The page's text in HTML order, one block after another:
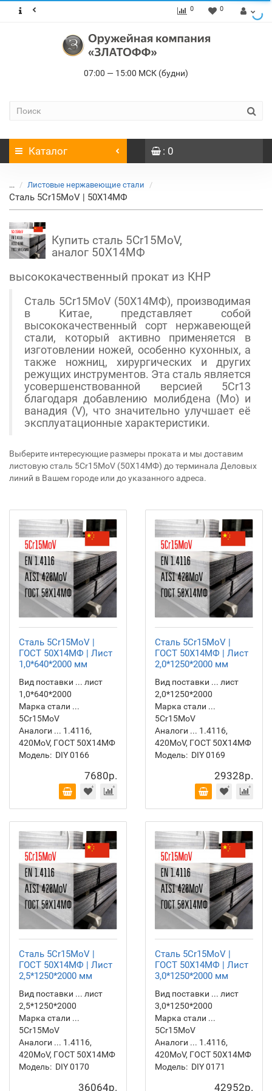
0 0
07:00 — 15:00 МСК (будни)
Каталог : 0
... Листовые нержавеющие стали
Сталь 5Cr15MoV | 50Х14МФ
Купить сталь 5Cr15MoV,
аналог 50Х14МФ
высококачественный прокат из КНР
Сталь 5Cr15MoV (50Х14МФ), производимая
в Китае, представляет собой
высококачественный сорт нержавеющей
стали, который активно применяется в
изготовлении ножей, особенно кухонных, а
также ножниц, хирургических и других
режущих инструментов. Эта сталь является
усовершенствованной версией 5Cr13
благодаря добавлению молибдена (Mo) и
ванадия (V), что значительно улучшает её
эксплуатационные характеристики.
Выберите интересующие размеры проката и мы доставим
листовую сталь 5Cr15MoV (50Х14МФ) до терминала Деловых
линий в Вашем городе или до указанного адреса.
Сталь 5Cr15MoV |
ГОСТ 50Х14МФ | Лист
1,0*640*2000 мм
Вид поставки ... лист
1,0*640*2000
Марка стали ...
5Cr15MoV
Аналоги ... 1.4116,
420MoV, ГОСТ 50Х14МФ
Модель: DIY 0166
7680р.
Сталь 5Cr15MoV |
ГОСТ 50Х14МФ | Лист
2,0*1250*2000 мм
Вид поставки ... лист
2,0*1250*2000
Марка стали ...
5Cr15MoV
Аналоги ... 1.4116,
420MoV, ГОСТ 50Х14МФ
Модель: DIY 0169
29328р.
Сталь 5Cr15MoV |
ГОСТ 50Х14МФ | Лист
2,5*1250*2000 мм
Вид поставки ... лист
2,5*1250*2000
Марка стали ...
5Cr15MoV
Аналоги ... 1.4116,
420MoV, ГОСТ 50Х14МФ
Модель: DIY 0170
36064р.
Сталь 5Cr15MoV |
ГОСТ 50Х14МФ | Лист
3,0*1250*2000 мм
Вид поставки ... лист
3,0*1250*2000
Марка стали ...
5Cr15MoV
Аналоги ... 1.4116,
420MoV, ГОСТ 50Х14МФ
Модель: DIY 0171
42952р.